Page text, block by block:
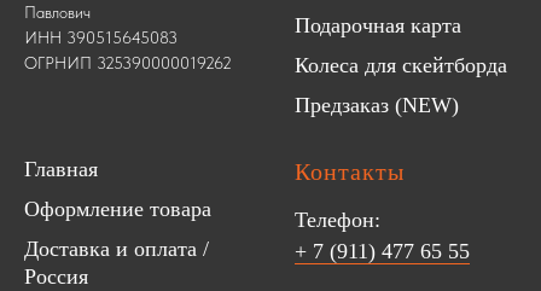
Павлович
ИНН 390515645083
ОГРНИП 325390000019262
Подарочная карта
Колеса для скейтборда
Предзаказ (NEW)
Главная
Оформление товара
Доставка и оплата /
Россия
Контакты
Телефон:
+ 7 (911) 477 65 55